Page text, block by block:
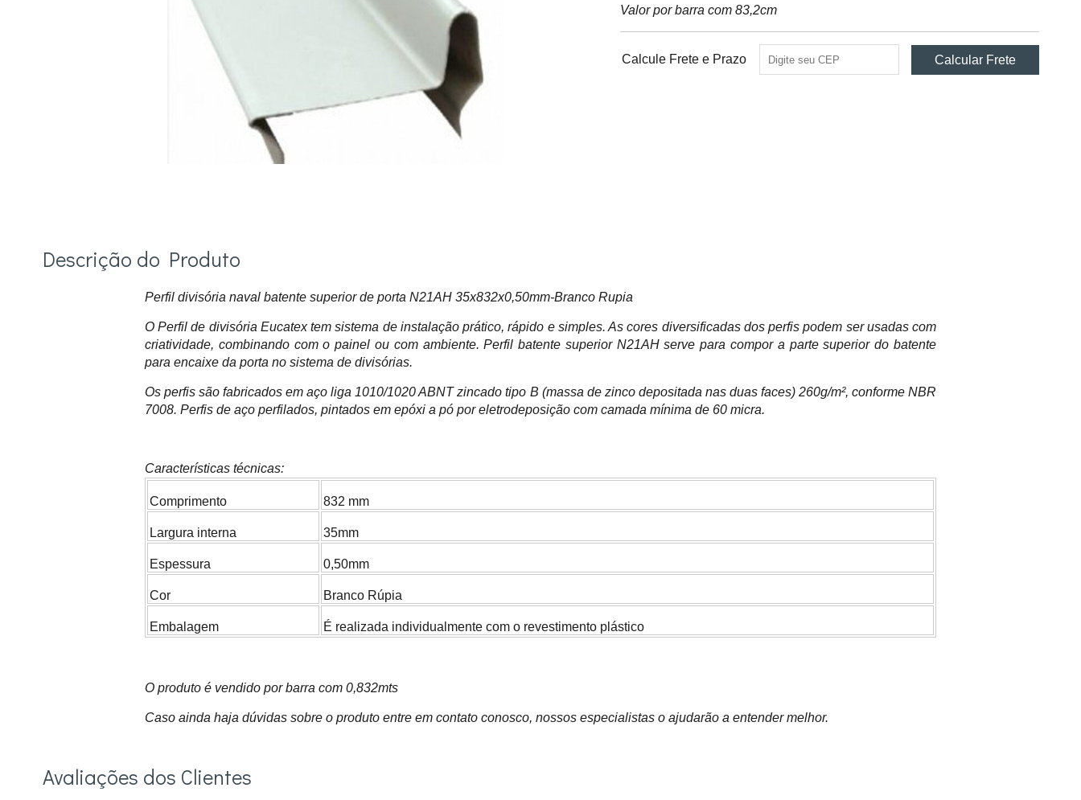
Valor por barra com 83,2cm
Calcule Frete e Prazo
Descrição do Produto
Perfil divisória naval batente superior de porta N21AH 35x832x0,50mm-Branco Rupia
O Perfil de divisória Eucatex tem sistema de instalação prático, rápido e simples. As cores diversificadas dos perfis podem ser usadas com
criatividade, combinando com o painel ou com ambiente. Perfil batente superior N21AH serve para compor a parte superior do batente
para encaixe da porta no sistema de divisórias.
Os perfis são fabricados em aço liga 1010/1020 ABNT zincado tipo B (massa de zinco depositada nas duas faces) 260g/m², conforme NBR
7008. Perfis de aço perfilados, pintados em epóxi a pó por eletrodeposição com camada mínima de 60 micra.
Características técnicas:
Comprimento 832 mm
Largura interna 35mm
Espessura 0,50mm
Cor Branco Rúpia
Embalagem É realizada individualmente com o revestimento plástico
O produto é vendido por barra com 0,832mts
Caso ainda haja dúvidas sobre o produto entre em contato conosco, nossos especialistas o ajudarão a entender melhor.
Avaliações dos Clientes